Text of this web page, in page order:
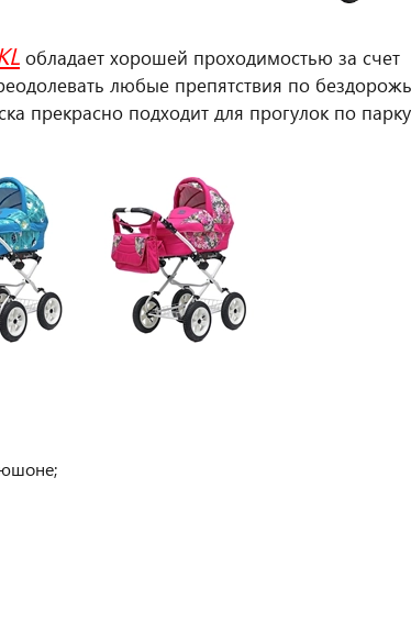
обладает хорошей проходимостью за счет
любые препятствия по
прекрасно подходит для прогулок по